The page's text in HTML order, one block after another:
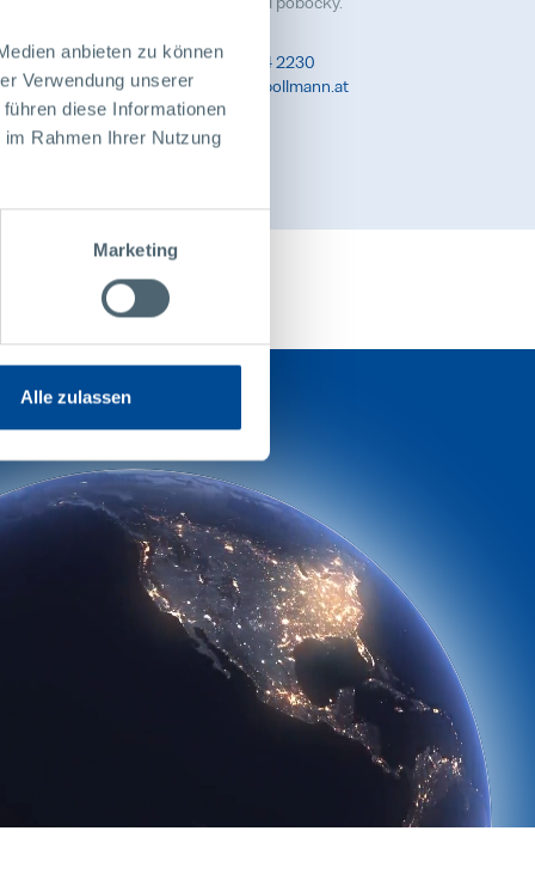
anbieten zu können
Verwendung unserer
diese Informationen
Rahmen Ihrer Nutzung
Marketing
Alle zulassen
Tel. +43 2844 2230
Email office@pollmann.at